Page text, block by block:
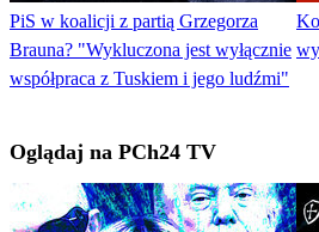
PiS w koalicji z partią Grzegorza
Brauna? "Wykluczona jest wyłącznie
współpraca z Tuskiem i jego ludźmi"
Oglądaj na PCh24 TV